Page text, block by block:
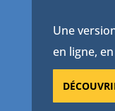
Une
en ligne,